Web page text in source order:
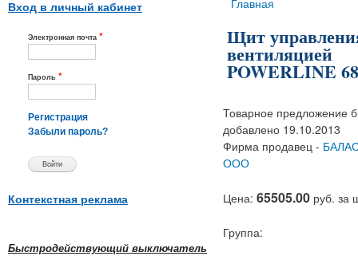
Вход в личный кабинет
Электронная почта *
Пароль *
Регистрация
Забыли пароль?
Контекстная реклама
Быстродействующий выключатель
Вы здесь
Главная
Щит
вентиляцией
POWERLINE
Товарное предложение
добавлено 19.10.2013
Фирма продавец -
ООО
Цена: 65505.00 руб. за
Группа: